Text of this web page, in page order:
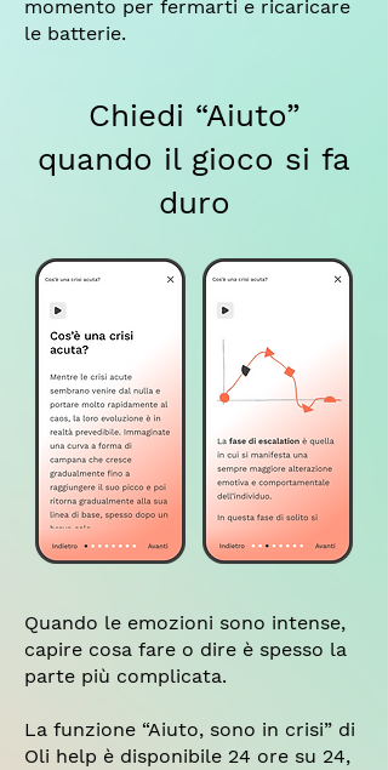
momento per fermarti e ricaricare
le batterie.
Chiedi “Aiuto”
quando il gioco si fa
duro
Quando le emozioni sono intense,
capire cosa fare o dire è spesso la
parte più complicata.
La funzione “Aiuto, sono in crisi” di
Oli help è disponibile 24 ore su 24,